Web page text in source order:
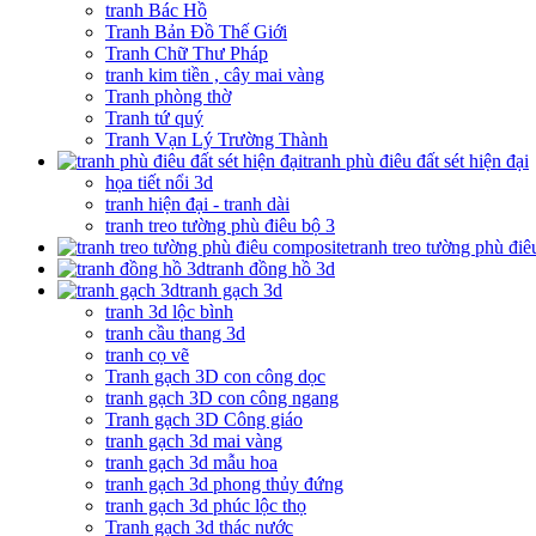
tranh Bác Hồ
Tranh Bản Đồ Thế Giới
Tranh Chữ Thư Pháp
tranh kim tiền , cây mai vàng
Tranh phòng thờ
Tranh tứ quý
Tranh Vạn Lý Trường Thành
tranh phù điêu đất sét hiện đại
họa tiết nổi 3d
tranh hiện đại - tranh dài
tranh treo tường phù điêu bộ 3
tranh treo tường phù
tranh đồng hồ 3d
tranh gạch 3d
tranh 3d lộc bình
tranh cầu thang 3d
tranh cọ vẽ
Tranh gạch 3D con công dọc
tranh gạch 3D con công ngang
Tranh gạch 3D Công giáo
tranh gạch 3d mai vàng
tranh gạch 3d mẫu hoa
tranh gạch 3d phong thủy đứng
tranh gạch 3d phúc lộc thọ
Tranh gạch 3d thác nước